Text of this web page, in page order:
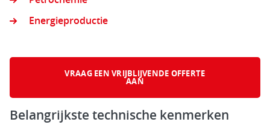
Energieproductie
VRAAG EEN VRIJBLIJVENDE OFFERTE
AAN
Belangrijkste technische kenmerken